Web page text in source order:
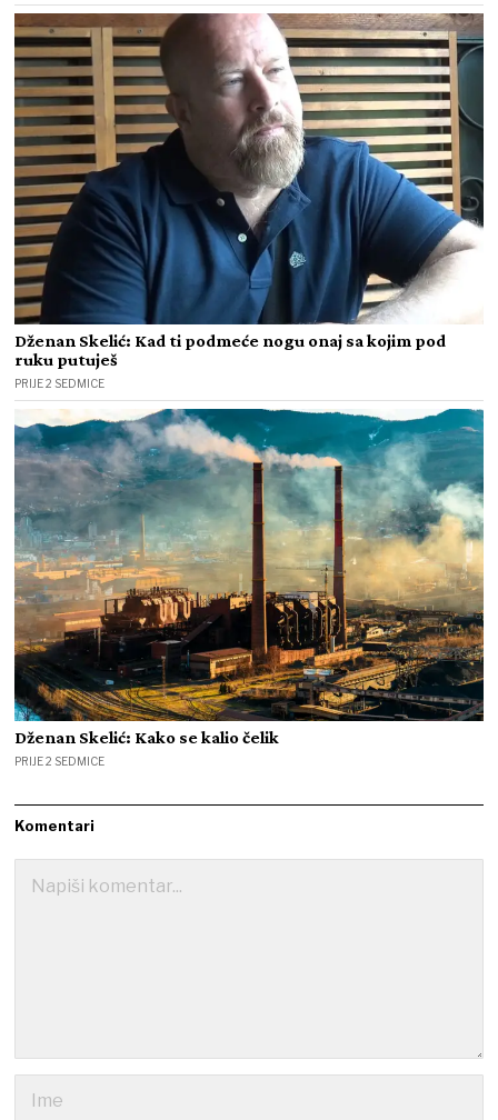
Dženan Skelić: Kad ti podmeće nogu onaj sa kojim pod
ruku putuješ
PRIJE 2 SEDMICE
Dženan Skelić: Kako se kalio čelik
PRIJE 2 SEDMICE
Komentari